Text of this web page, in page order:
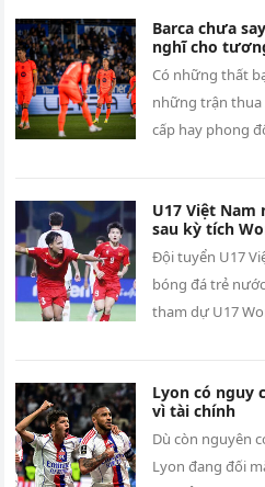
Barca chưa
nghĩ cho
Có những thất
những trận thua
cấp hay phong
U17 Việt
sau kỳ tích
Đội tuyển U17
bóng đá trẻ
tham dự U17
Lyon có nguy
vì tài chính
Dù còn nguyên
Lyon đang đối